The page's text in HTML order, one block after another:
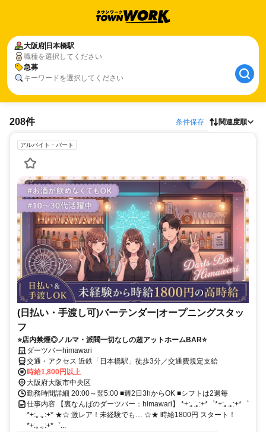
大阪府 日本橋駅
職種を選択してください
急募
キーワードを選択してください
208件 条件保存 関連度順
アルバイト・パート
(日払い・手渡し可)バーテンダー|オープニングスタッ
フ
⭐店内禁煙◎ノルマ・派閥一切なしの超アットホームBAR⭐
ダーツバーhimawari
交通・アクセス 近鉄「日本橋駅」徒歩3分／交通費規定支給
時給1,800円以上
大阪府大阪市中央区
勤務時間詳細 20:00～翌5:00 ■週2日3hからOK ■シフトは2週毎
仕事内容 【裏なんばのダーツバー：himawari】 *+:｡.｡:+*゜*+:｡.｡:+*゜
*+:｡.｡:+* ★☆ 激レア！未経験でも… ☆★ 時給1800円 スタート！
*+:｡.｡:+*゜...